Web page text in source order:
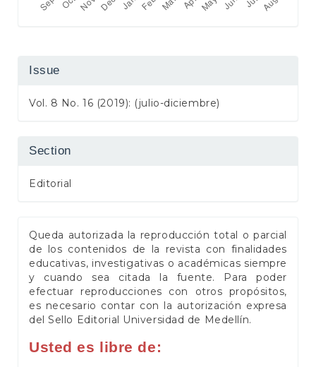
Issue
Vol. 8 No. 16 (2019): (julio-diciembre)
Section
Editorial
Queda autorizada la reproducción total o parcial
de los contenidos de la revista con finalidades
educativas, investigativas o académicas siempre
y cuando sea citada la fuente. Para poder
efectuar reproducciones con otros propósitos,
es necesario contar con la autorización expresa
del Sello Editorial Universidad de Medellín.
Usted es libre de: